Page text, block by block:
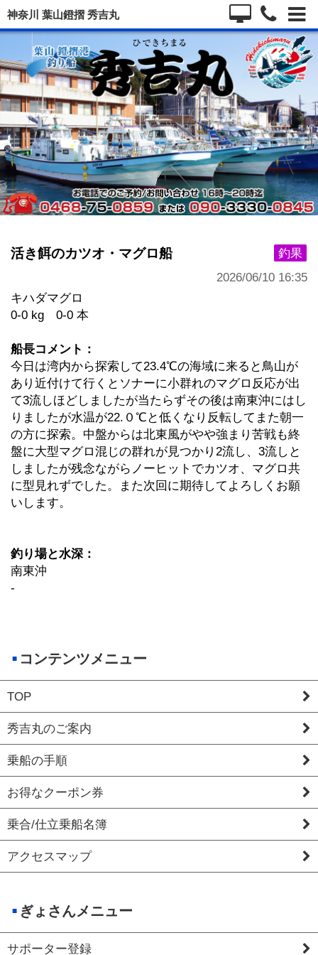
神奈川 葉山鐙摺 秀吉丸
釣果
活き餌のカツオ・マグロ船
2026/06/10 16:35
キハダマグロ
0-0 kg 0-0 本
船長コメント：
今日は湾内から探索して23.4℃の海域に来ると鳥山が
あり近付けて行くとソナーに小群れのマグロ反応が出
て3流しほどしましたが当たらずその後は南東沖にはし
りましたが水温が22.０℃と低くなり反転してまた朝一
の方に探索。中盤からは北東風がやや強まり苦戦も終
盤に大型マグロ混じの群れが見つかり2流し、3流しと
しましたが残念ながらノーヒットでカツオ、マグロ共
に型見れずでした。また次回に期待してよろしくお願
いします。
釣り場と水深：
南東沖
-
コンテンツメニュー
TOP
秀吉丸のご案内
乗船の手順
お得なクーポン券
乗合/仕立乗船名簿
アクセスマップ
ぎょさんメニュー
サポーター登録